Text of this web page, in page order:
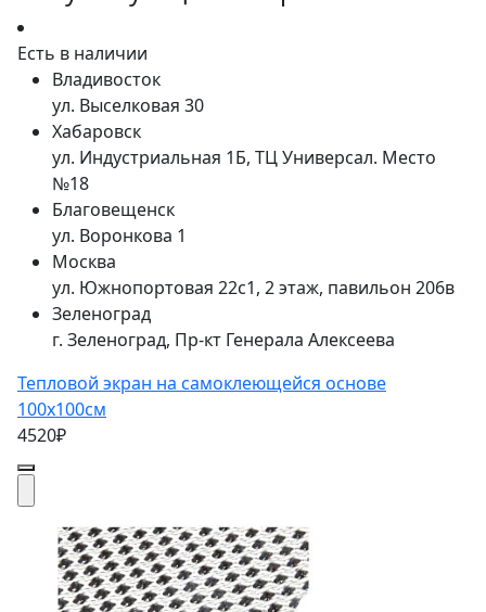
Есть в наличии
Владивосток
ул. Выселковая 30
Хабаровск
ул. Индустриальная 1Б, ТЦ Универсал. Место
№18
Благовещенск
ул. Воронкова 1
Москва
ул. Южнопортовая 22с1, 2 этаж, павильон 206в
Зеленоград
г. Зеленоград, Пр-кт Генерала Алексеева
Тепловой экран на самоклеющейся основе
100x100см
4520₽